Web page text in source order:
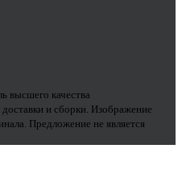
высшего качества
и сборки. Изображение
Предложение не является